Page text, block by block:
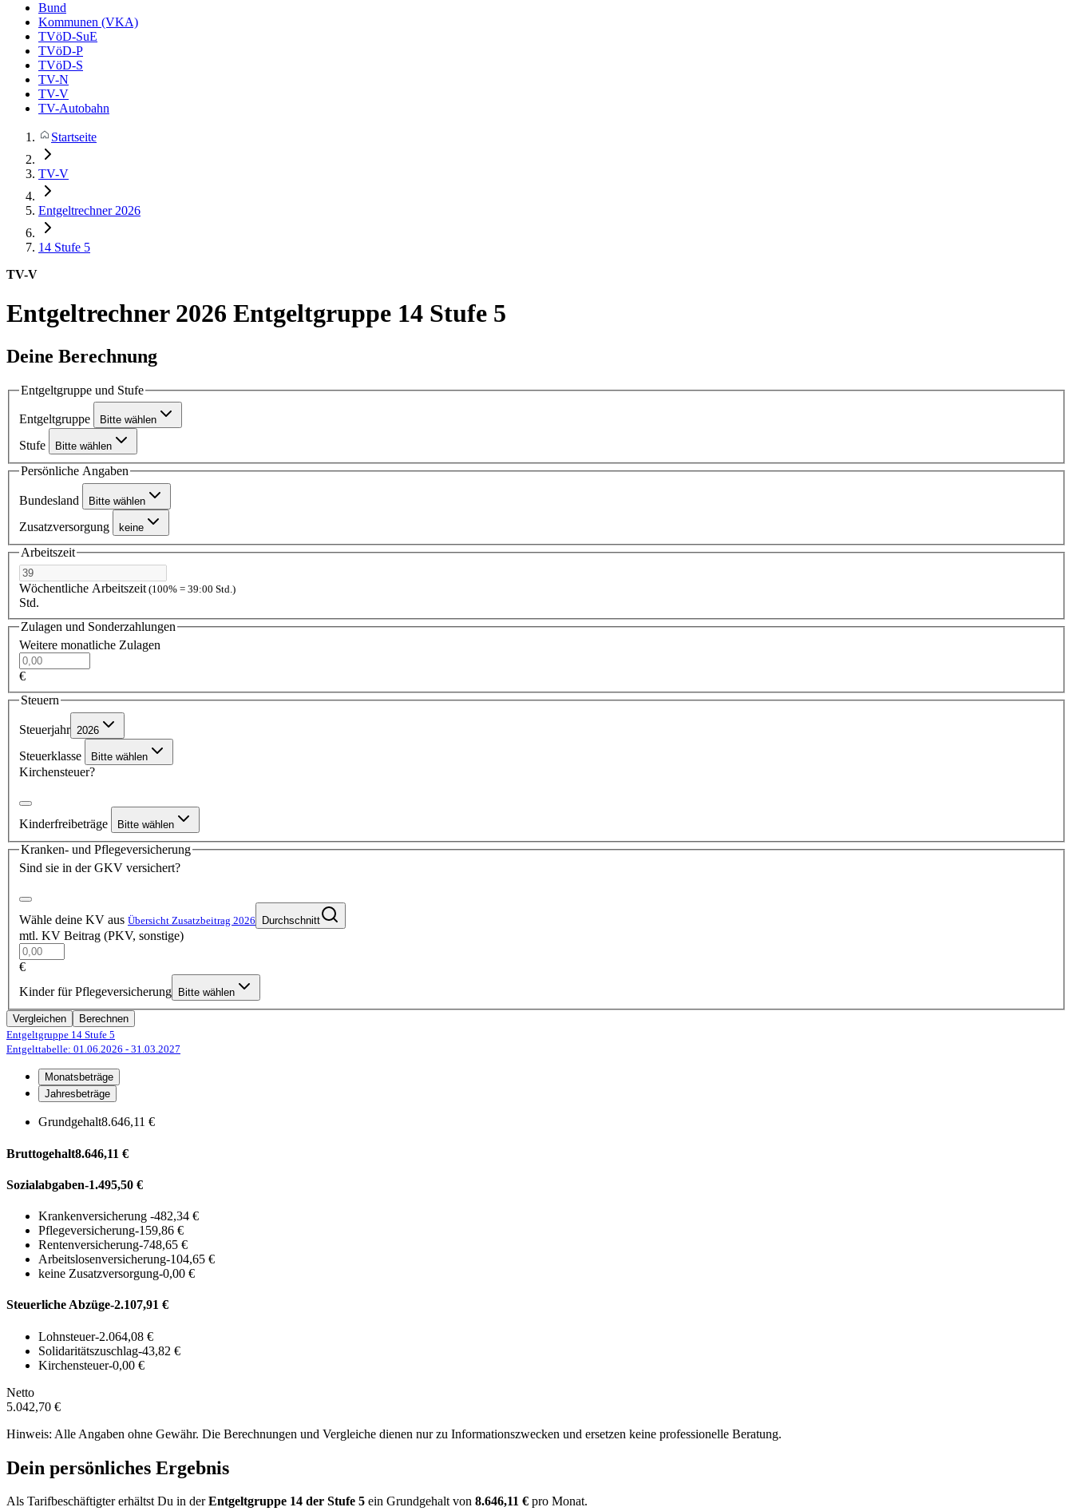
Bund
Kommunen (VKA)
TVöD-SuE
TVöD-P
TVöD-S
TV-N
TV-V
TV-Autobahn
Startseite
TV-V
Entgeltrechner 2026
14 Stufe 5
TV-V
Entgeltrechner 2026 Entgeltgruppe 14 Stufe 5
Deine Berechnung
Entgeltgruppe und Stufe
Entgeltgruppe Bitte wählen
Stufe Bitte wählen
Persönliche Angaben
Bundesland Bitte wählen
Zusatzversorgung keine
Arbeitszeit
Wöchentliche Arbeitszeit (100% = 39:00 Std.)
Std.
Zulagen und Sonderzahlungen
Weitere monatliche Zulagen
€
Steuern
Steuerjahr 2026
Steuerklasse Bitte wählen
Kirchensteuer?
Kinderfreibeträge Bitte wählen
Kranken- und Pflegeversicherung
Sind sie in der GKV versichert?
Wähle deine KV aus Übersicht Zusatzbeitrag 2026 Durchschnitt
mtl. KV Beitrag (PKV, sonstige)
€
Kinder für Pflegeversicherung
Bitte wählen
Vergleichen
Berechnen
Entgeltgruppe 14 Stufe 5
Entgelttabelle: 01.06.2026 - 31.03.2027
Monatsbeträge
Jahresbeträge
Grundgehalt8.646,11 €
Bruttogehalt8.646,11 €
Sozialabgaben-1.495,50 €
Krankenversicherung -482,34 €
Pflegeversicherung-159,86 €
Rentenversicherung-748,65 €
Arbeitslosenversicherung-104,65 €
keine Zusatzversorgung-0,00 €
Steuerliche Abzüge-2.107,91 €
Lohnsteuer-2.064,08 €
Solidaritätszuschlag-43,82 €
Kirchensteuer-0,00 €
Netto
5.042,70 €
Hinweis: Alle Angaben ohne Gewähr. Die Berechnungen und Vergleiche dienen nur zu Informationszwecken und ersetzen keine professionelle Beratung.
Dein persönliches Ergebnis
Als Tarifbeschäftigter erhältst Du in derEntgeltgruppe 14 der Stufe 5 ein Grundgehalt von 8.646,11 € pro Monat.